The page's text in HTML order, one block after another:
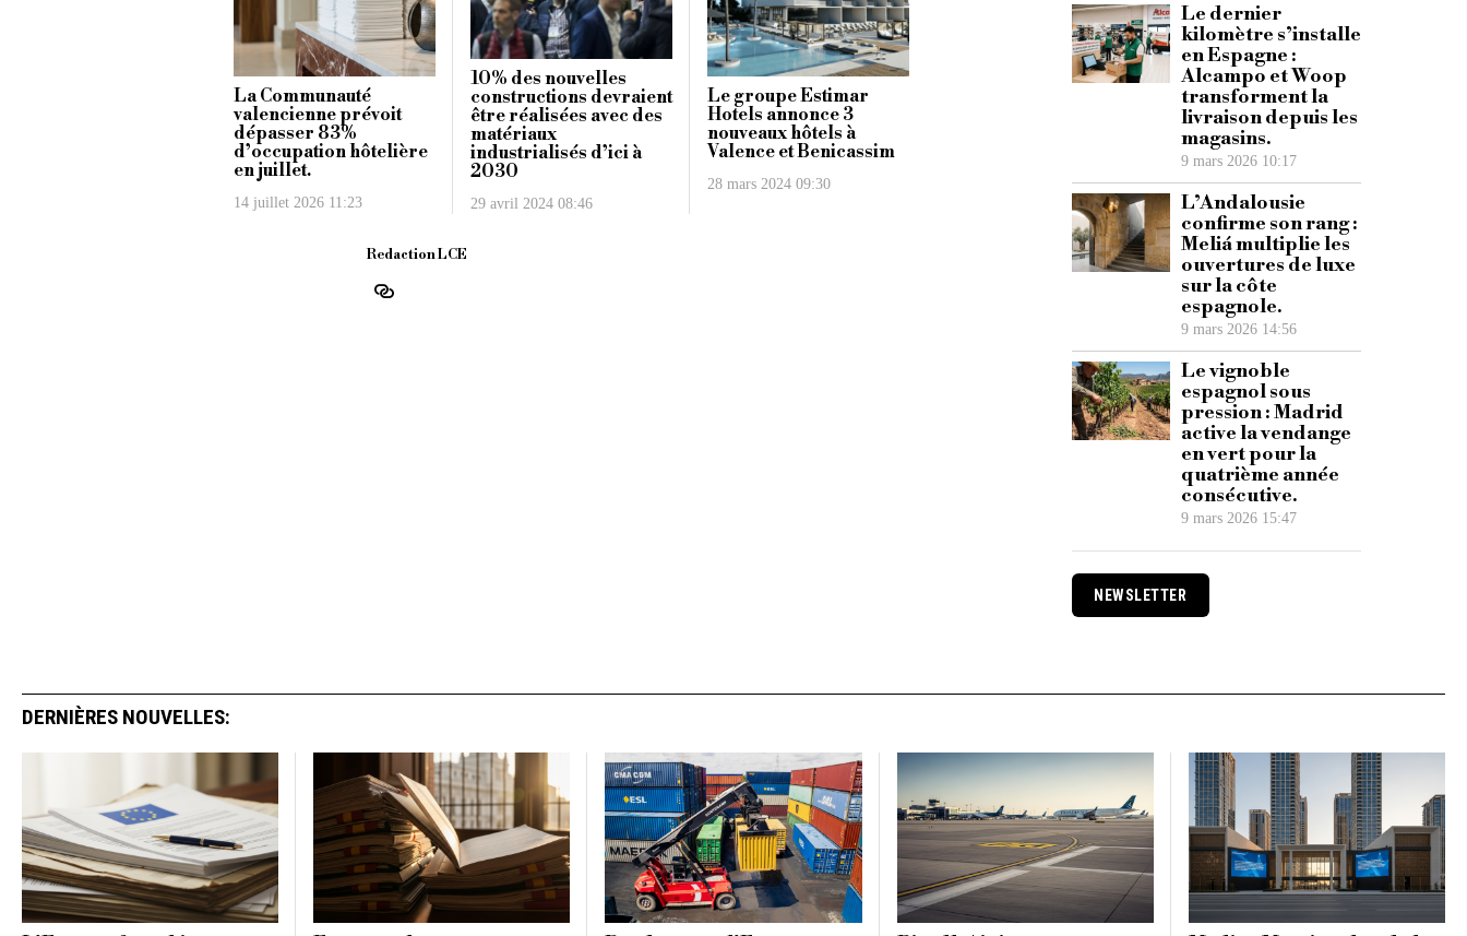
La Communauté
valencienne prévoit
dépasser 83%
d’occupation hôtelière
en juillet.
14 juillet 2026 11:23
10% des nouvelles
constructions devraient
être réalisées avec des
matériaux
industrialisés d’ici à
2030
29 avril 2024 08:46
Le groupe Estimar
Hotels annonce 3
nouveaux hôtels à
Valence et Benicassim
28 mars 2024 09:30
Redaction LCE
Le dernier
kilomètre s’installe
en Espagne :
Alcampo et Woop
transforment la
livraison depuis les
magasins.
9 mars 2026 10:17
L’Andalousie
confirme son rang :
Meliá multiplie les
ouvertures de luxe
sur la côte
espagnole.
9 mars 2026 14:56
Le vignoble
espagnol sous
pression : Madrid
active la vendange
en vert pour la
quatrième année
consécutive.
9 mars 2026 15:47
NEWSLETTER
DERNIÈRES NOUVELLES: